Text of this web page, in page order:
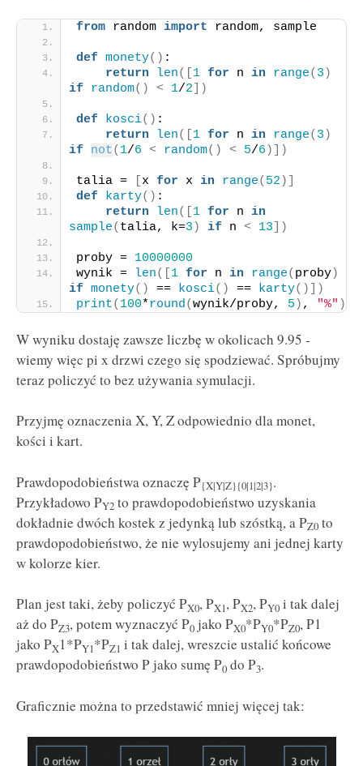
from random import random, sample
def monety() :
return
len([ 1 for n in range( 3 )
if random() < 1/2 ])
def kosci() :
return
len([ 1 for n in range( 3 )
if not( 1/6 < random() < 5/6 )])
talia = x for x in range( 52 )]
def karty() :
return
len([ 1 for n in
sample( talia, k=3 ) if n < 13 ])
proby = 10000000
wynik =
len([ 1 for n in range( proby)
if monety() == kosci() == karty()])
print( 100*round(wynik/proby, 5 ) , "%" )
W wyniku dostaję zawsze liczbę w okolicach 9.95 -
wiemy więc pi x drzwi czego się spodziewać. Spróbujmy
teraz policzyć to bez używania symulacji.
Przyjmę oznaczenia X, Y, Z odpowiednio dla monet,
kości i kart.
Prawdopodobieństwa oznaczę P{X|Y|Z}{0|1|2|3}.
Przykładowo PY2 to prawdopodobieństwo uzyskania
dokładnie dwóch kostek z jedynką lub szóstką, a PZ0 to
prawdopodobieństwo, że nie wylosujemy ani jednej karty
w kolorze kier.
Plan jest taki, żeby policzyć PX0, PX1, PX2, PY0 i tak dalej
aż do PZ3, potem wyznaczyć P0 jako PX0*PY0*PZ0, P1
jako PX1*PY1*PZ1 i tak dalej, wreszcie ustalić końcowe
prawdopodobieństwo P jako sumę P0 do P3.
Graficznie można to przedstawić mniej więcej tak: